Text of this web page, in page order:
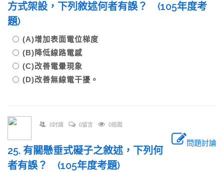
方式架設，下列敘述何者有誤？ (105年度考
題)
(A)增加表面電位梯度
(B)降低線路電感
(C)改善電暈現象
(D)改善無線電干擾。
0討論 0留言 0追蹤
問題討論
25. 有關懸垂式礙子之敘述，下列何
者有誤？ (105年度考題)